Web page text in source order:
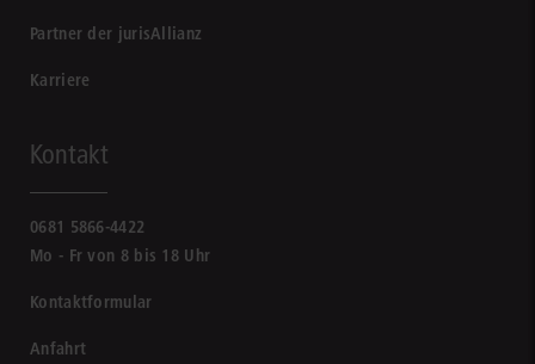
Partner der jurisAllianz
Karriere
Kontakt
0681 5866-4422
Mo - Fr von 8 bis 18 Uhr
Kontaktformular
Anfahrt